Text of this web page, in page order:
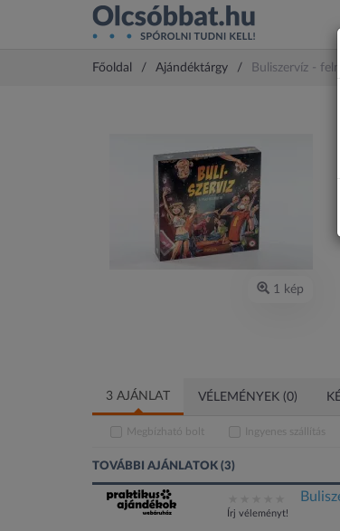
Főoldal Ajándéktárgy Buliszervíz -
1 kép
3 AJÁNLAT VÉLEMÉNYEK (0)
Megbízható bolt Ingyenes szállítás
TOVÁBBI AJÁNLATOK (3)
Írj véleményt!